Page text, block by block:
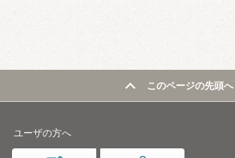
このページの先頭へ
ユーザの方へ